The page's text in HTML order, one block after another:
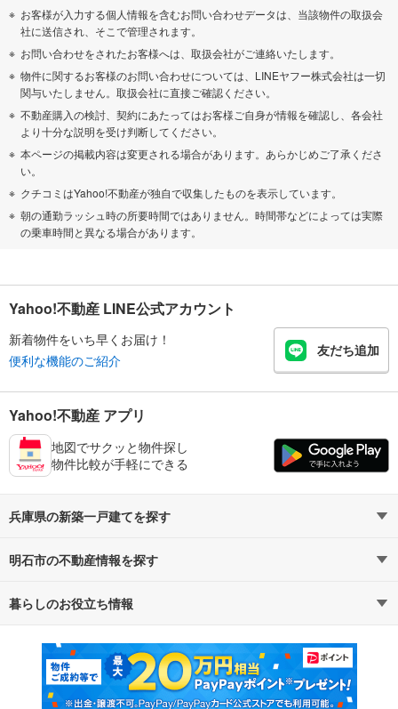
お客様が入力する個人情報を含むお問い合わせデータは、当該物件の取扱会
社に送信され、そこで管理されます。
お問い合わせをされたお客様へは、取扱会社がご連絡いたします。
物件に関するお客様のお問い合わせについては、LINEヤフー株式会社は一切
関与いたしません。取扱会社に直接ご確認ください。
不動産購入の検討、契約にあたってはお客様ご自身が情報を確認し、各会社
より十分な説明を受け判断してください。
本ページの掲載内容は変更される場合があります。あらかじめご了承くださ
い。
クチコミはYahoo!不動産が独自で収集したものを表示しています。
朝の通勤ラッシュ時の所要時間ではありません。時間帯などによっては実際
の乗車時間と異なる場合があります。
Yahoo!不動産 LINE公式アカウント
新着物件をいち早くお届け！
便利な機能のご紹介
友だち追加
Yahoo!不動産 アプリ
地図でサクッと物件探し
物件比較が手軽にできる
兵庫県の新築一戸建てを探す
路線・駅から探す
通勤・通学時間から探す
明石市の不動産情報を探す
不動産・住宅
新築マンション 中古マンション
新築一戸建て 中古一戸建て
暮らしのお役立ち情報
マンションカタログ 教えて！住まいの先生